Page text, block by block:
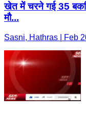
खेत में चरने गई 35
मौ...
Sasni, Hathras | Feb